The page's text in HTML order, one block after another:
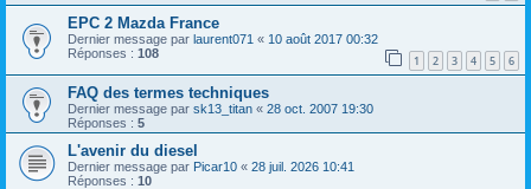
EPC 2 Mazda France
Dernier message par laurent071 « 10 août 2017 00:32
Réponses : 108 1 2 3 4 5 6
FAQ des termes techniques
Dernier message par sk13_titan « 28 oct. 2007 19:30
Réponses : 5
L'avenir du diesel
Dernier message par Picar10 « 28 juil. 2026 10:41
Réponses : 10